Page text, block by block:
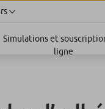
Simulations et
ligne